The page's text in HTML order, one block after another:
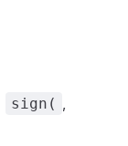
sign( ,